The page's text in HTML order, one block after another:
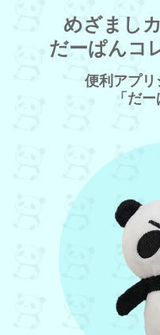
めざまし
だーぱんコ
便利アプ
「だ